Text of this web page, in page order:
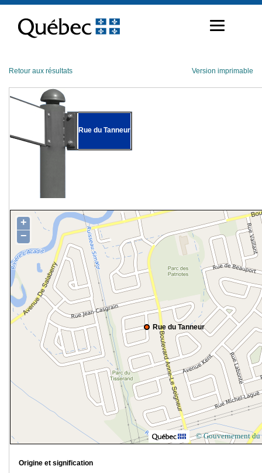
contenu
Retour aux résultats Version imprimable
Rue du Tanneur
Rue du Tanneur
+
−
© Gouvernement du
Origine et signification